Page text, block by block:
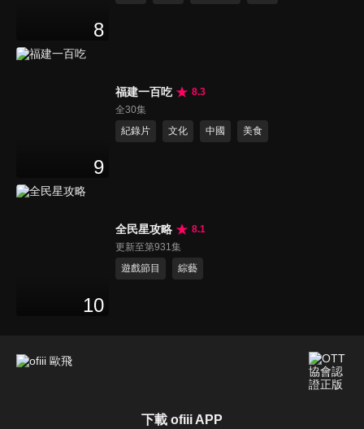
8
9
福建一百吃
8.3
全30集
紀錄片
文化 中國 美食
10
全民星攻略
8.1
更新至第931集
遊戲節目
綜藝
下載 ofiii APP